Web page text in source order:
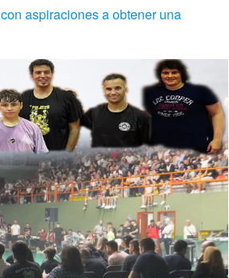
aspiraciones a obtener una